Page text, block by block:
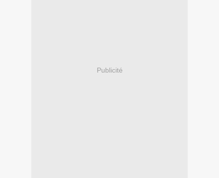
Publicité